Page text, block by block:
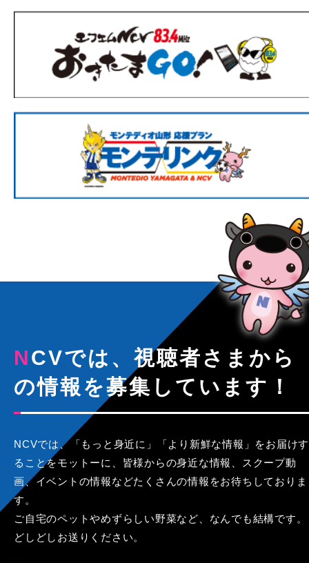
NCVでは、視聴者さまから
の情報を募集しています！
NCVでは、「もっと身近に」「より新鮮な情報」をお届けす
ることをモットーに、皆様からの身近な情報、スクープ動
画、イベントの情報などたくさんの情報をお待ちしておりま
す。
ご自宅のペットやめずらしい野菜など、なんでも結構です。
どしどしお送りください。